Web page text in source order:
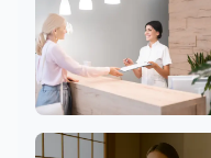
클리닉